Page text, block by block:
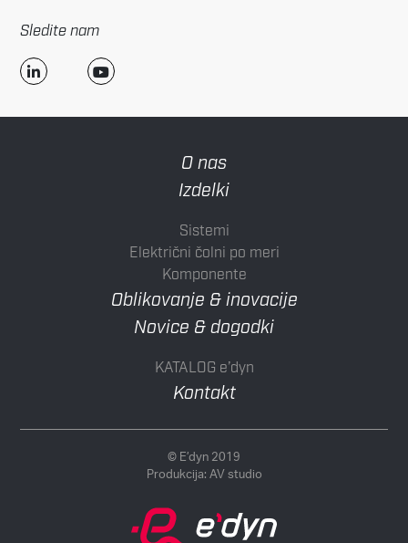
Sledite nam
O nas
Izdelki
Sistemi
Električni čolni po meri
Komponente
Oblikovanje & inovacije
Novice & dogodki
KATALOG e’dyn
Kontakt
© E’dyn 2019
Produkcija: AV studio